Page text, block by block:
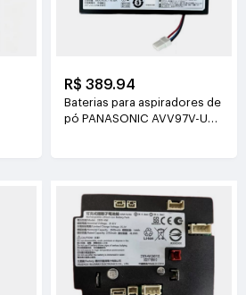
R$ 389.94
Baterias para aspiradores de
pó PANASONIC AVV97V-U3